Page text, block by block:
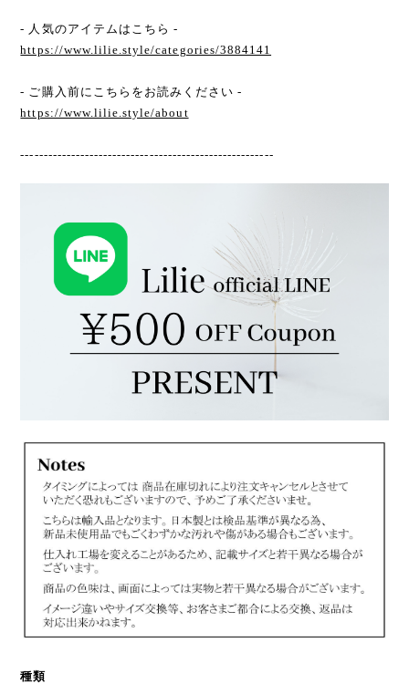
- 人気のアイテムはこちら -
https://www.lilie.style/categories/3884141
- ご購入前にこちらをお読みください -
https://www.lilie.style/about
-------------------------------------------------------
種類